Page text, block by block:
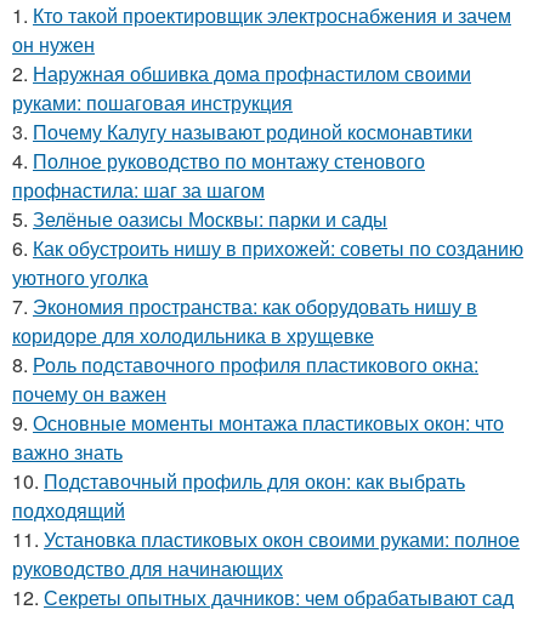
1. Кто такой проектировщик электроснабжения и зачем
он нужен
2. Наружная обшивка дома профнастилом своими
руками: пошаговая инструкция
3. Почему Калугу называют родиной космонавтики
4. Полное руководство по монтажу стенового
профнастила: шаг за шагом
5. Зелёные оазисы Москвы: парки и сады
6. Как обустроить нишу в прихожей: советы по созданию
уютного уголка
7. Экономия пространства: как оборудовать нишу в
коридоре для холодильника в хрущевке
8. Роль подставочного профиля пластикового окна:
почему он важен
9. Основные моменты монтажа пластиковых окон: что
важно знать
10. Подставочный профиль для окон: как выбрать
подходящий
11. Установка пластиковых окон своими руками: полное
руководство для начинающих
12. Секреты опытных дачников: чем обрабатывают сад